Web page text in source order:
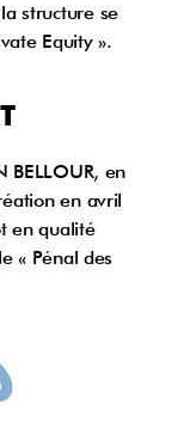
structure se
Equity ».
BELLOUR, en
en avril
en qualité
« Pénal des